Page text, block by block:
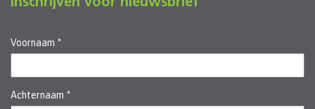
Inschrijven voor nieuwsbrief